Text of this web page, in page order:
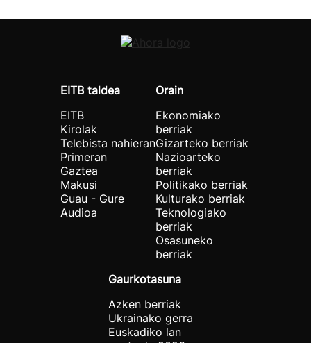
EITB taldea
EITB
Kirolak
Telebista nahieran
Primeran
Gaztea
Makusi
Guau - Gure
Audioa
Orain
Ekonomiako
berriak
Gizarteko berriak
Nazioarteko
berriak
Politikako berriak
Kulturako berriak
Teknologiako
berriak
Osasuneko
berriak
Gaurkotasuna
Azken berriak
Ukrainako gerra
Euskadiko lan